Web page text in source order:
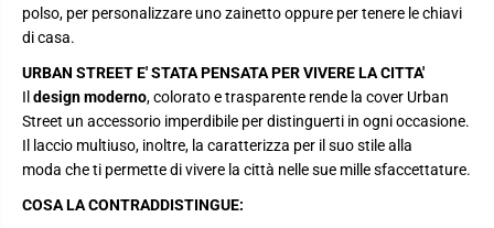
polso, per personalizzare uno zainetto oppure per tenere le chiavi
di casa.
URBAN STREET E' STATA PENSATA PER VIVERE LA CITTA'
Il design moderno, colorato e trasparente rende la cover Urban
Street un accessorio imperdibile per distinguerti in ogni occasione.
Il laccio multiuso, inoltre, la caratterizza per il suo stile alla
moda che ti permette di vivere la città nelle sue mille sfaccettature.
COSA LA CONTRADDISTINGUE: